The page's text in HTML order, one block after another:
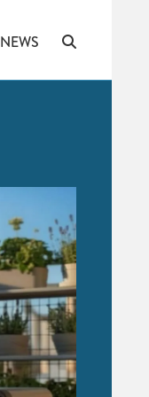
NEWS